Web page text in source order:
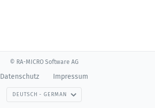
© RA-MICRO Software AG
Datenschutz Impressum
DEUTSCH - GERMAN